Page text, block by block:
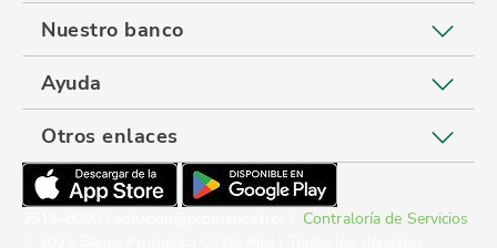
Nuestro banco
Ayuda
Otros enlaces
Contraloría de Servicios